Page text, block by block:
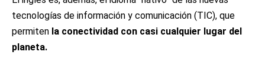
tecnologías de información y comunicación (TIC), que
permiten la conectividad con casi cualquier lugar del
planeta.